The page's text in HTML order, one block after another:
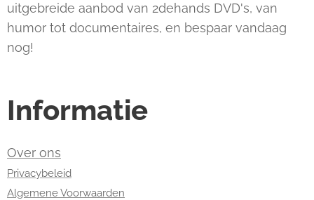
uitgebreide aanbod van 2dehands DVD's, van
humor tot documentaires, en bespaar vandaag
nog!
Informatie
Over ons
Privacybeleid
Algemene Voorwaarden